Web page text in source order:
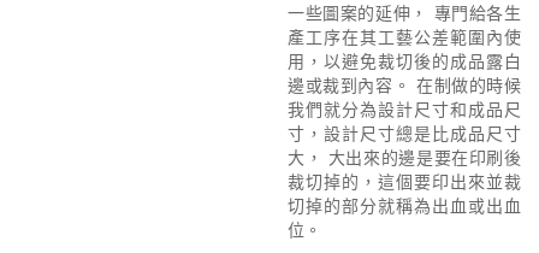
一些圖案的延伸， 專門給各生
產工序在其工藝公差範圍內使
用，以避免裁切後的成品露白
邊或裁到內容。 在制做的時候
我們就分為設計尺寸和成品尺
寸，設計尺寸總是比成品尺寸
大， 大出來的邊是要在印刷後
裁切掉的，這個要印出來並裁
切掉的部分就稱為出血或出血
位。